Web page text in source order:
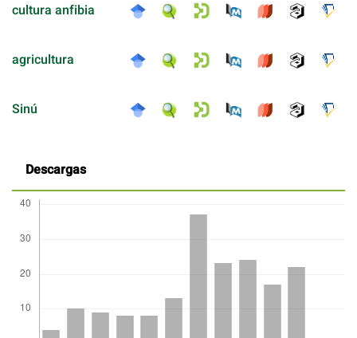
cultura anfibia
agricultura
Sinú
Descargas